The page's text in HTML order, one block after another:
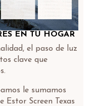
EN TU HOGAR
el paso de luz
clave que
le sumamos
Estor Screen Texas